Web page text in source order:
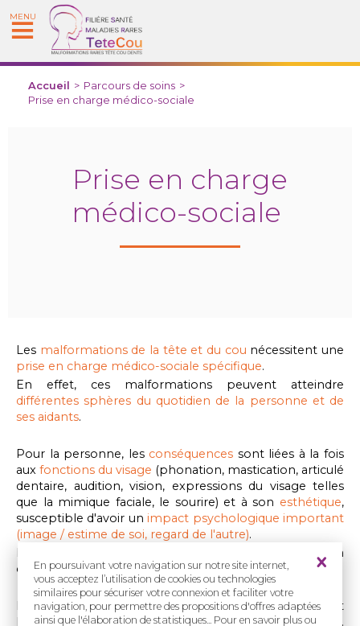
En poursuivant votre navigation sur notre site internet,
vous acceptez l’utilisation de cookies ou technologies
similaires pour sécuriser votre connexion et faciliter votre
navigation, pour permettre des propositions d'offres adaptées
ainsi que l'élaboration de statistiques... Pour en savoir plus ou
MENU
Accueil > Parcours de soins >
Prise en charge médico-sociale
Prise en charge
médico-sociale
Les malformations de la tête et du cou nécessitent une
prise en charge médico-sociale spécifique.
En effet, ces malformations peuvent atteindre
différentes sphères du quotidien de la personne et de
ses aidants.
Pour la personne, les conséquences sont liées à la fois
aux fonctions du visage (phonation, mastication, articulé
dentaire, audition, vision, expressions du visage telles
que la mimique faciale, le sourire) et à son esthétique,
susceptible d'avoir unimpact psychologique important
(image / estime de soi, regard de l'autre).
La prise en charge médicale devra donc être adaptée à
ces caractéristiques.
Mais les conséquences sont aussisociales, et incluent
lesdomaines de la scolarité, de l'emploi, dulogement
, ...